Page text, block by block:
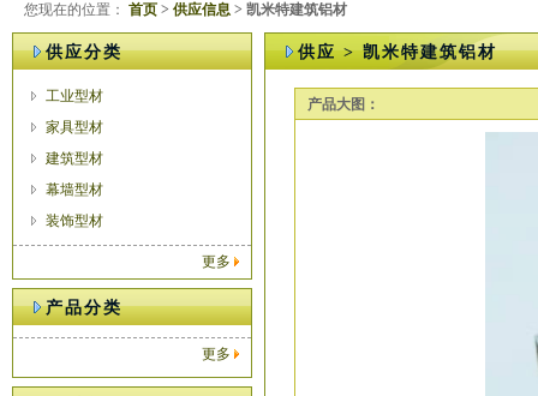
您现在的位置： 首页 > 供应信息 > 凯米特建筑铝材
供应分类
工业型材
家具型材
建筑型材
幕墙型材
装饰型材
更多
产品分类
更多
供应 > 凯米特建筑铝材
产品大图：